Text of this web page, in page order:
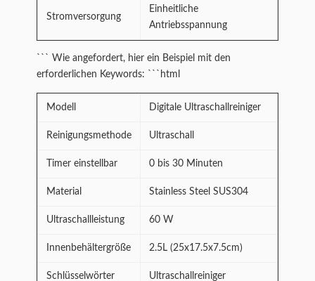
Stromversorgung
Einheitliche
Antriebsspannung
``` Wie angefordert, hier ein Beispiel mit den
erforderlichen Keywords: ```html
Modell Digitale Ultraschallreiniger
Reinigungsmethode Ultraschall
Timer einstellbar 0 bis 30 Minuten
Material Stainless Steel SUS304
Ultraschallleistung 60 W
Innenbehältergröße 2.5L (25x17.5x7.5cm)
Schlüsselwörter Ultraschallreiniger